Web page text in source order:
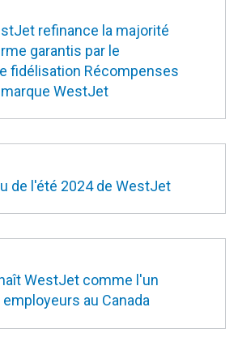
refinance la majorité
garantis par le
fidélisation Récompenses
WestJet
de l'été 2024 de WestJet
WestJet comme l'un
au Canada